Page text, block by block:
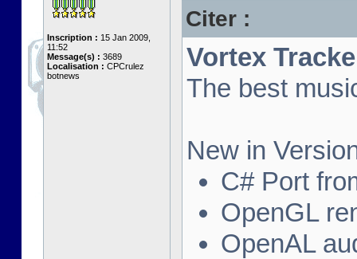
Inscription : 15 Jan 2009,
11:52
Message(s) : 3689
Localisation : CPCrulez
botnews
Citer :
Vortex
The best
New in
C# Port
OpenGL
OpenAL